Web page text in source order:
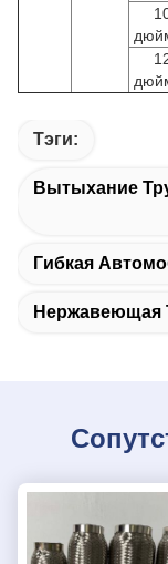
Тэги:
Вытыхание
Гибкая
Нержавеющая